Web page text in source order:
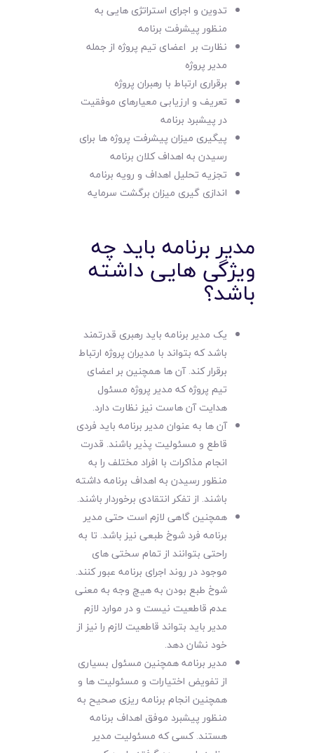
تدوین و اجرای استراتژی هایی به
منظور پیشرفت برنامه
نظارت بر اعضای تیم پروژه از جمله
مدیر پروژه
برقراری ارتباط با رهبران پروژه
تعریف و ارزیابی معیارهای موفقیت
در پیشبرد برنامه
پیگیری میزان پیشرفت پروژه ها برای
رسیدن به اهداف کلان برنامه
تجزیه تحلیل اهداف و رویه برنامه
اندازی گیری میزان برگشت سرمایه
مدیر برنامه باید چه
ویژگی هایی داشته
باشد؟
یک مدیر برنامه باید رهبری قدرتمند
باشد که بتواند با مدیران پروژه ارتباط
برقرار کند. آن ها همچنین بر اعضای
تیم پروژه که مدیر پروژه مسئول
هدایت آن هاست نیز نظارت دارد.
آن ها به عنوان مدیر برنامه باید فردی
قاطع و مسئولیت پذیر باشند. قدرت
انجام مذاکرات با افراد مختلف را به
منظور رسیدن به اهداف برنامه داشته
باشند. از تفکر انتقادی برخوردار باشند.
همچنین گاهی لازم است حتی مدیر
برنامه فرد شوخ طبعی نیز باشد. تا به
راحتی بتوانند از تمام سختی های
موجود در روند اجرای برنامه عبور کنند.
شوخ طبع بودن به هیچ وجه به معنی
عدم قاطعیت نیست و در موارد لازم
مدیر باید بتواند قاطعیت لازم را نیز از
خود نشان دهد.
مدیر برنامه همچنین مسئول بسیاری
از تفویض اختیارات و مسئولیت ها و
همچنین انجام برنامه ریزی صحیح به
منظور پیشبرد موفق اهداف برنامه
هستند. کسی که مسئولیت مدیر